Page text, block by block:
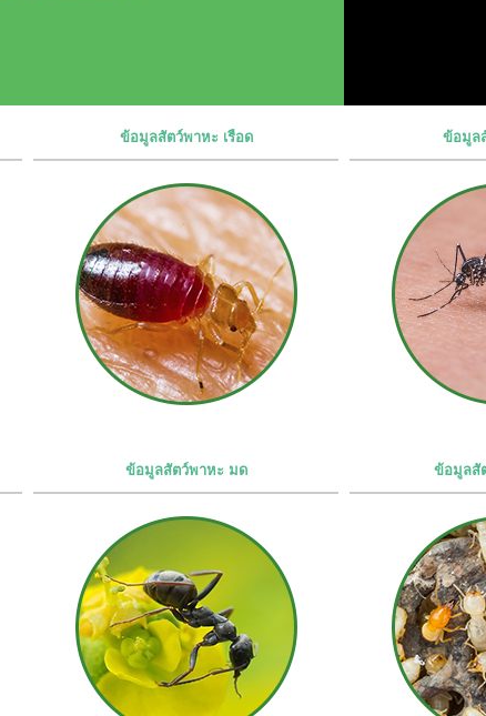
ข้อมูลสัตว์พาหะ เรือด ข้อมูล
ข้อมูลสัตว์พาหะ มด ข้อมูลสั